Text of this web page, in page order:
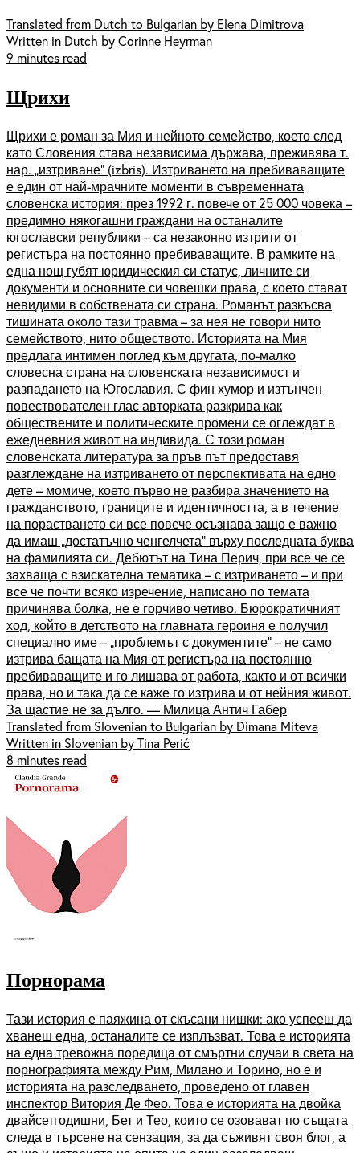
Translated from Dutch to Bulgarian by Elena Dimitrova
Written in Dutch by Corinne Heyrman
9 minutes read
Щрихи
Щрихи е роман за Мия и нейното семейство, което след
като Словения става независима държава, преживява т.
нар. „изтриване“ (izbris). Изтриването на пребиваващите
е един от най-мрачните моменти в съвременната
словенска история: през 1992 г. повече от 25 000 човека –
предимно някогашни граждани на останалите
югославски републики – са незаконно изтрити от
регистъра на постоянно пребиваващите. В рамките на
една нощ губят юридическия си статус, личните си
документи и основните си човешки права, с което стават
невидими в собствената си страна. Романът разкъсва
тишината около тази травма – за нея не говори нито
семейството, нито обществото. Историята на Мия
предлага интимен поглед към другата, по-малко
словесна страна на словенската независимост и
разпадането на Югославия. С фин хумор и изтънчен
повествователен глас авторката разкрива как
обществените и политическите промени се оглеждат в
ежедневния живот на индивида. С този роман
словенската литература за пръв път предоставя
разглеждане на изтриването от перспективата на едно
дете – момиче, което първо не разбира значението на
гражданството, границите и идентичността, а в течение
на порастването си все повече осъзнава защо е важно
да имаш „достатъчно ченгелчета“ върху последната буква
на фамилията си. Дебютът на Тина Перич, при все че се
захваща с взискателна тематика – с изтриването – и при
все че почти всяко изречение, написано по темата
причинява болка, не е горчиво четиво. Бюрократичният
ход, който в детството на главната героиня е получил
специално име – „проблемът с документите“ – не само
изтрива бащата на Мия от регистъра на постоянно
пребиваващите и го лишава от работа, както и от всички
права, но и така да се каже го изтрива и от нейния живот.
За щастие не за дълго. — Милица Антич Габер
Translated from Slovenian to Bulgarian by Dimana Miteva
Written in Slovenian by Tina Perić
8 minutes read
Порнорама
Тази история е паяжина от скъсани нишки: ако успееш да
хванеш една, останалите се изплъзват. Това е историята
на една тревожна поредица от смъртни случаи в света на
порнографията между Рим, Милано и Торино, но е и
историята на разследването, проведено от главен
инспектор Витория Де Фео. Това е историята на двойка
двайсетгодишни, Бет и Тео, които се озовават по същата
следа в търсене на сензация, за да съживят своя блог, а